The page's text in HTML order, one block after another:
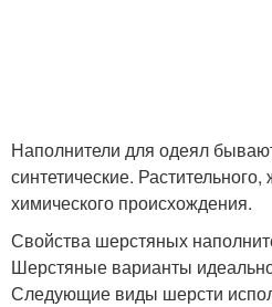
Наполнители для одеял
синтетические.
химического происхождения.
Свойства шерстяных
Шерстяные варианты
Следующие виды шерсти